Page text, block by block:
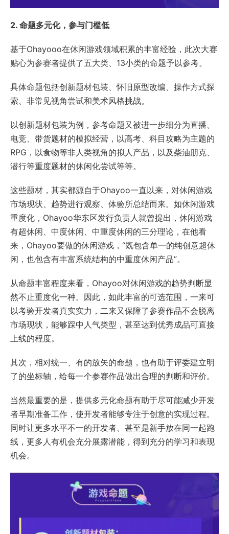
2. 命题多元化，参与门槛低
基于Ohayooo在休闲游戏领域积累的丰富经验，此次大赛
贴心为参赛者提供了五大类、13小类的命题予以参考。
具体命题包括创新题材包装、怀旧原型改编、操作方式探
索、非常见视角尝试和美术风格挑战。
以创新题材包装为例，参考命题又被进一步细分为直播、
电竞、带货题材的模拟经营，以高考、科目攻略为主题的
RPG，以食物等非人类视角的拟人产品，以及柴油朋克、
潜行等重度题材的休闲化尝试等等。
这些题材，其实都源自于Ohayoo一直以来，对休闲游戏
市场现状、趋势进行观察、体验所总结而来。如休闲游戏
重度化，Ohayoo华东区发行负责人就曾提出，休闲游戏
有超休闲、中度休闲、中重度休闲的三分理论，在他看
来，Ohayoo要做的休闲游戏，“既包含单一的纯创意超休
闲，也包含有丰富系统结构的中重度休闲产品”。
从命题丰富程度来看，Ohayoo对休闲游戏的趋势判断显
然不止重度化一种。因此，如此丰富的可选范围，一来可
以考验开发者真实实力，二来又保障了参赛作品不会脱离
市场现状，能够踩中人气类型，甚至达到优秀成品可直接
上线的程度。
其次，相对统一、有的放矢的命题，也有助于评委建立明
了的坐标轴，给每一个参赛作品做出合理的判断和评价。
当然最重要的是，提供多元化命题有助于尽可能减少开发
者早期准备工作，使开发者能够专注于创意的实现过程。
同时让更多水平不一的开发者、甚至是新手放在同一起跑
线，更多人有机会充分展露潜能，得到充分的学习和表现
机会。